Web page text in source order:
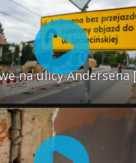
na ulicy Andersena